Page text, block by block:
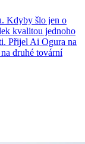
Kdyby šlo jen o
kvalitou jednoho
Přijel Ai Ogura na
druhé tovární